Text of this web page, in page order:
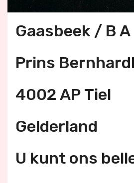
Gaasbeek / B A
Prins
4002 AP Tiel
Gelderland
U kunt ons